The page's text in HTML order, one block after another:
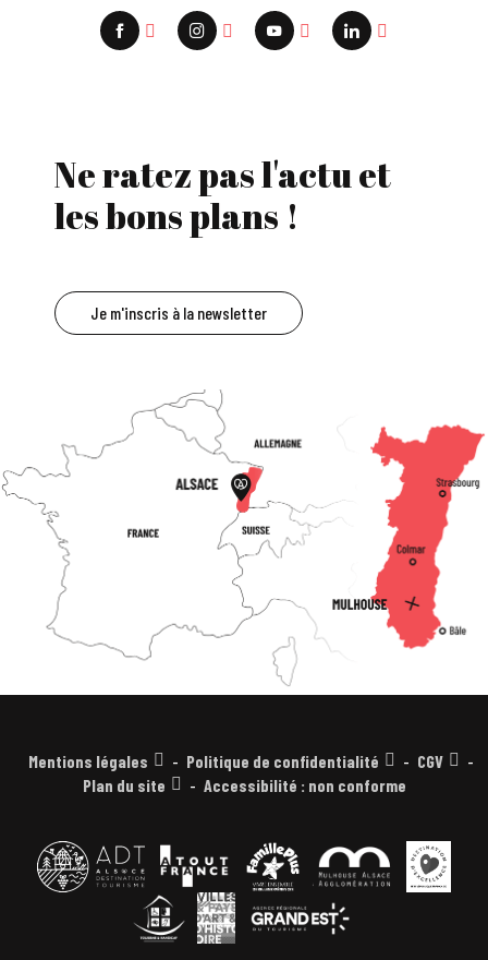
Ne ratez pas l'actu et
les bons plans !
Je m'inscris à la newsletter
Mentions légales Politique de confidentialité
CGV
Plan du site
Accessibilité : non conforme